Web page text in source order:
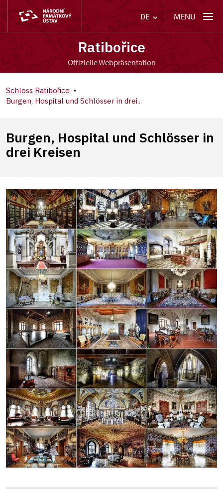
DE MENU
Ratibořice
offizielle Webpräsentation
Schloss Ratibořice
Burgen, Hospital und Schlösser in drei...
Burgen, Hospital und Schlösser in
drei Kreisen